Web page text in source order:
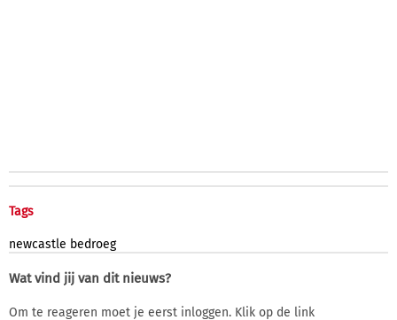
Tags
newcastle bedroeg
Wat vind jij van dit nieuws?
Om te reageren moet je eerst inloggen. Klik op de link